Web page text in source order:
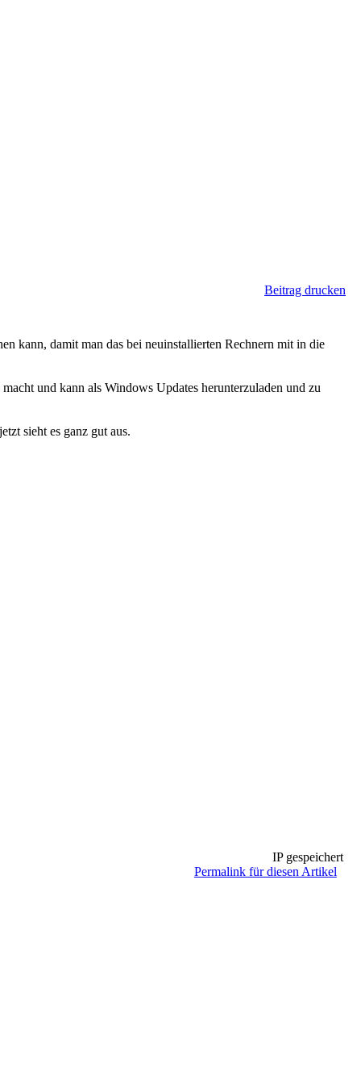
Beitrag drucken
kann, damit man das bei neuinstallierten Rechnern mit in die
und kann als Windows Updates herunterzuladen und zu
sieht es ganz gut aus.
IP gespeichert
Permalink für diesen Artikel